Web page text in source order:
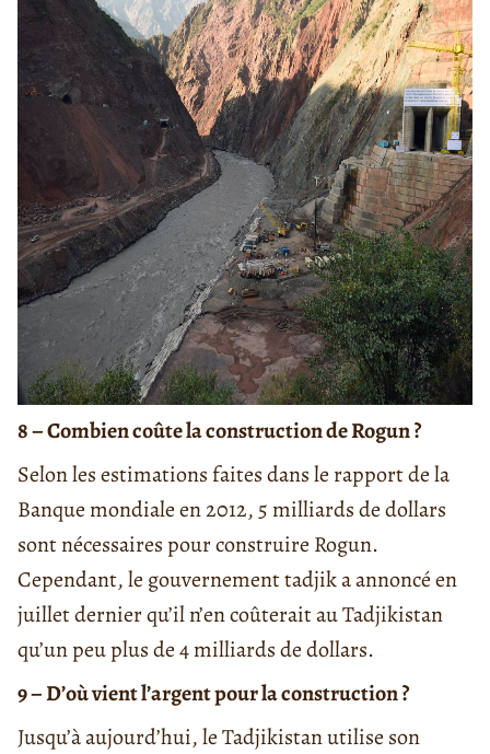
8 – Combien coûte la construction de Rogun ?
Selon les estimations faites dans le rapport de la
Banque mondiale en 2012, 5 milliards de dollars
sont nécessaires pour construire Rogun.
Cependant, le gouvernement tadjik a annoncé en
juillet dernier qu’il n’en coûterait au Tadjikistan
qu’un peu plus de 4 milliards de dollars.
9 – D’où vient l’argent pour la construction ?
Jusqu’à aujourd’hui, le Tadjikistan utilise son